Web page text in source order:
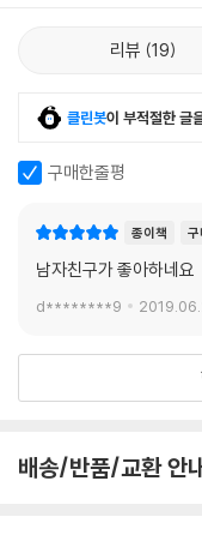
행잉 레그레이즈
행잉 니업
#중급 운동 루틴
-행군 후 단단하게 뭉친
-사격 훈련 후 뻐근한 목
[특수 상황별 마사지 볼 케
∨행군 후 단단하게 뭉친
∨군장에 짓눌린 승모근과
∨경계근무로 인한 골반 불
∨구보 후 저리고 아픈 발
∨행정병을 위한 어깨 말림
리뷰 19
클린봇이 부적절한 글
구매한줄평
종이책 구
남자친구가 좋아하네요
d********9
배송/반품/교환 안